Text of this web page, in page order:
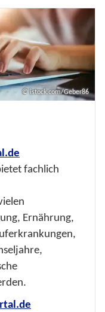
© istock.com/Geber86
fachlich
Ernährung,